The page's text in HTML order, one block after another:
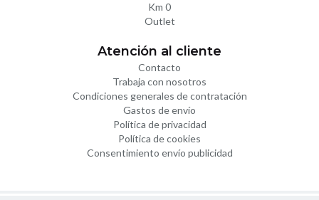
Km 0
Outlet
Atención al cliente
Contacto
Trabaja con nosotros
Condiciones generales de contratación
Gastos de envío
Política de privacidad
Política de cookies
Consentimiento envío publicidad